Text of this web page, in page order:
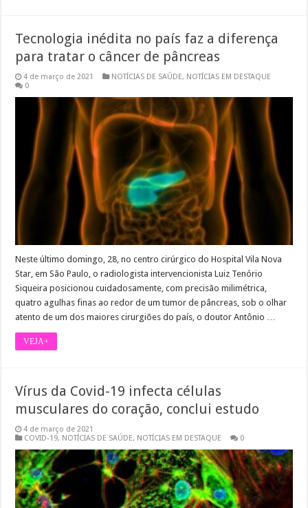
Tecnologia inédita no país faz a diferença
para tratar o câncer de pâncreas
4 de março de 2021 NOTÍCIAS DE SAÚDE, NOTÍCIAS EM DESTAQUE
0
Neste último domingo, 28, no centro cirúrgico do Hospital Vila Nova
Star, em São Paulo, o radiologista intervencionista Luiz Tenório
Siqueira posicionou cuidadosamente, com precisão milimétrica,
quatro agulhas finas ao redor de um tumor de pâncreas, sob o olhar
atento de um dos maiores cirurgiões do país, o doutor Antônio …
VEJA+
Vírus da Covid-19 infecta células
musculares do coração, conclui estudo
4 de março de 2021
COVID-19, NOTÍCIAS DE SAÚDE, NOTÍCIAS EM DESTAQUE 0